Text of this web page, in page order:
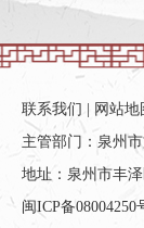
联系我们 网站地
主管部门：泉州
地址：泉州市丰
闽ICP备08004250